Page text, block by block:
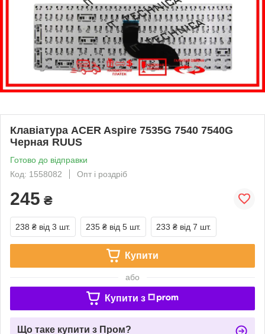
Клавіатура ACER Aspire 7535G 7540 7540G
Черная RUUS
Готово до відправки
Код: 1558082
Опт і роздріб
245 ₴
238 ₴ від 3 шт. 235 ₴ від 5 шт. 233 ₴ від 7 шт.
Купити
або
Купити з
Що таке купити з Пром?